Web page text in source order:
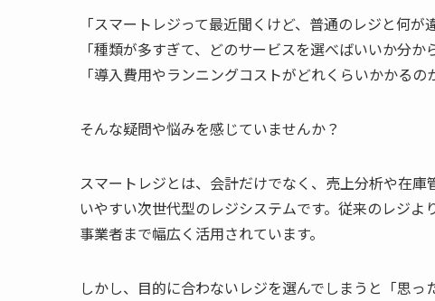
「スマートレジって最近聞くけど、普通のレジと何が
「種類が多すぎて、どのサービスを選べばいいか分か
「導入費用やランニングコストがどれくらいかかるの
そんな疑問や悩みを感じていませんか？
スマートレジとは、会計だけでなく、売上分析や在
いやすい次世代型のレジシステムです。従来のレジ
事業者まで幅広く活用されています。
しかし、目的に合わないレジを選んでしまうと「思